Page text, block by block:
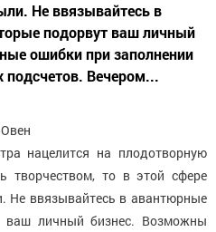
Не ввязывайтесь в
подорвут ваш личный
ошибки при заполнении
Вечером...
нацелится на плодотворную
творчеством, то в этой сфере
Не ввязывайтесь в авантюрные
ваш личный бизнес. Возможны